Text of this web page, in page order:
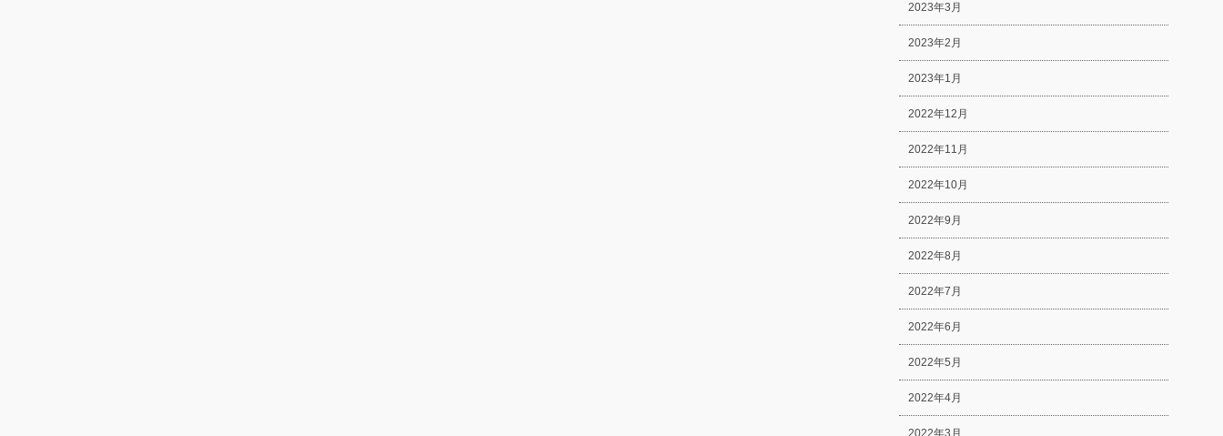
2023年3月
2023年2月
2023年1月
2022年12月
2022年11月
2022年10月
2022年9月
2022年8月
2022年7月
2022年6月
2022年5月
2022年4月
2022年3月